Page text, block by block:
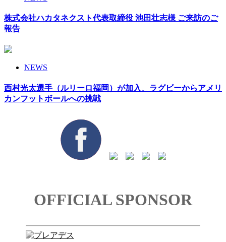
株式会社ハカタネクスト代表取締役 池田壮志様 ご来訪のご
報告
NEWS
西村光太選手（ルリーロ福岡）が加入、ラグビーからアメリ
カンフットボールへの挑戦
OFFICIAL SPONSOR